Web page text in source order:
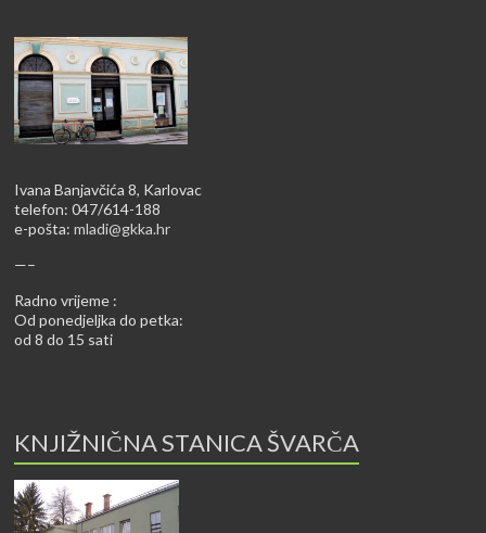
Ivana Banjavčića 8, Karlovac
telefon: 047/614-188
e-pošta:mladi@gkka.hr
—–
Radno vrijeme :
Od ponedjeljka do petka:
od 8 do 15 sati
KNJIŽNIČNA STANICA ŠVARČA